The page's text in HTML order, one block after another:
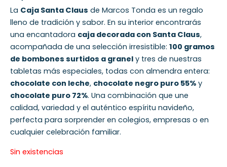
La Caja Santa Claus de Marcos Tonda es un regalo
lleno de tradición y sabor. En su interior encontrarás
una encantadora caja decorada con Santa Claus,
acompañada de una selección irresistible: 100 gramos
de bombones surtidos a granel y tres de nuestras
tabletas más especiales, todas con almendra entera:
chocolate con leche, chocolate negro puro 55% y
chocolate puro 72%. Una combinación que une
calidad, variedad y el auténtico espíritu navideño,
perfecta para sorprender en colegios, empresas o en
cualquier celebración familiar.
Sin existencias